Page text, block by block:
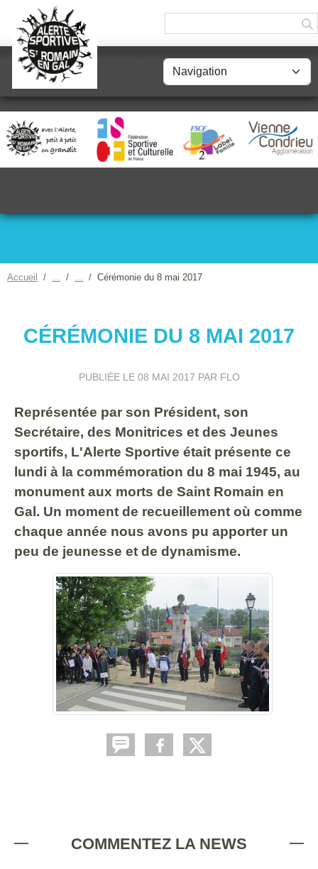
Accueil Cérémonie du 8 mai 2017
CÉRÉMONIE DU 8 MAI 2017
PUBLIÉE LE 08 MAI 2017 PAR FLO
Représentée par son Président, son
Secrétaire, des Monitrices et des Jeunes
sportifs, L'Alerte Sportive était présente ce
lundi à la commémoration du 8 mai 1945, au
monument aux morts de Saint Romain en
Gal. Un moment de recueillement où comme
chaque année nous avons pu apporter un
peu de jeunesse et de dynamisme.
COMMENTEZ LA NEWS
Panneau de gestion des cookies